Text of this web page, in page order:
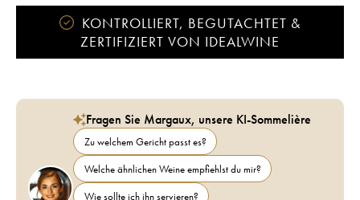
KONTROLLIERT, BEGUTACHTET &
ZERTIFIZIERT VON IDEALWINE
Fragen Sie Margaux, unsere KI-Sommelière
Zu welchem Gericht passt es?
Welche ähnlichen Weine empfiehlst du mir?
Wie sollte ich ihn servieren?